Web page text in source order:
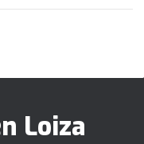
Loiza